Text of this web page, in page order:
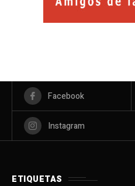
Facebook
Instagram
ETIQUETAS